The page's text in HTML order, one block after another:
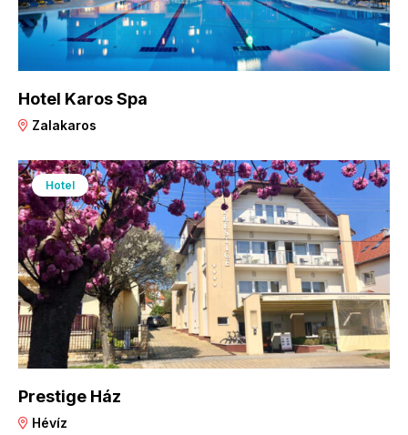
Hotel Karos Spa
Zalakaros
Hotel
Prestige Ház
Hévíz